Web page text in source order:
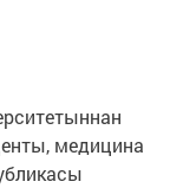
медицина